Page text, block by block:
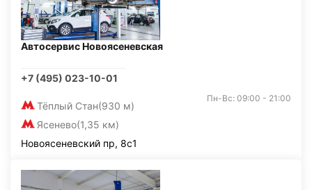
Автосервис Новоясеневская
+7 (495) 023-10-01
Тёплый Стан(930 м)
Ясенево(1,35 км)
Пн-Вс: 09:00 - 21:00
Новоясеневский пр, 8с1